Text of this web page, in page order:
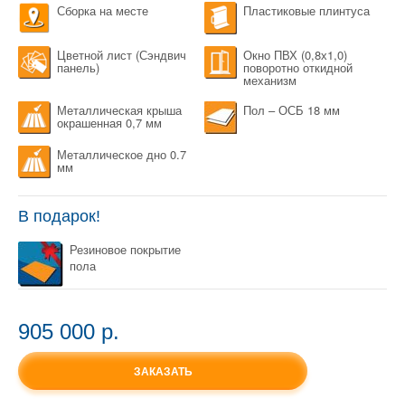
Сборка на месте Пластиковые плинтуса
Цветной лист (Сэндвич
панель)
Окно ПВХ (0,8х1,0)
поворотно откидной
механизм
Металлическая крыша
окрашенная 0,7 мм
Пол – ОСБ 18 мм
Металлическое дно 0.7
мм
В подарок!
Резиновое покрытие
пола
905 000 p.
ЗАКАЗАТЬ